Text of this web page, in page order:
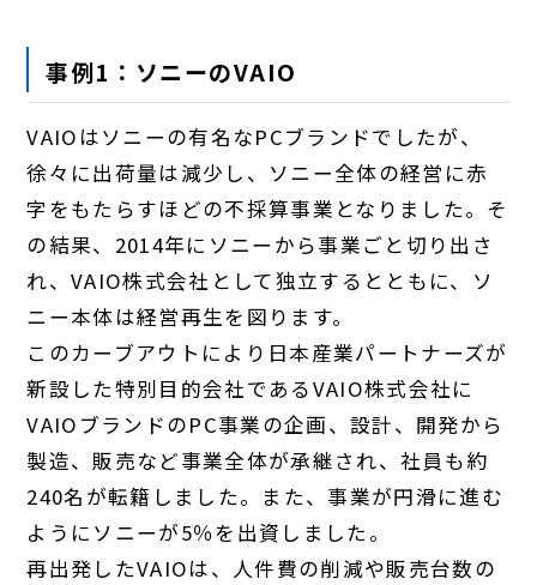
事例1：ソニーのVAIO
VAIOはソニーの有名なPCブランドでしたが、
徐々に出荷量は減少し、ソニー全体の経営に赤
字をもたらすほどの不採算事業となりました。そ
の結果、2014年にソニーから事業ごと切り出さ
れ、VAIO株式会社として独立するとともに、ソ
ニー本体は経営再生を図ります。
このカーブアウトにより日本産業パートナーズが
新設した特別目的会社であるVAIO株式会社に
VAIOブランドのPC事業の企画、設計、開発から
製造、販売など事業全体が承継され、社員も約
240名が転籍しました。また、事業が円滑に進む
ようにソニーが5％を出資しました。
再出発したVAIOは、人件費の削減や販売台数の